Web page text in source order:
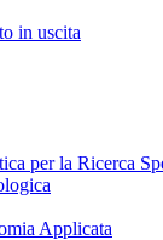
in uscita
per la Ricerca
Applicata